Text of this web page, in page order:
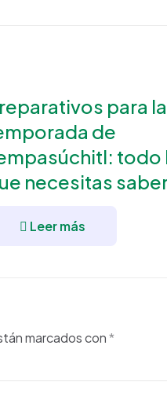
para la
de
todo
necesitas
Leer más
marcados con*